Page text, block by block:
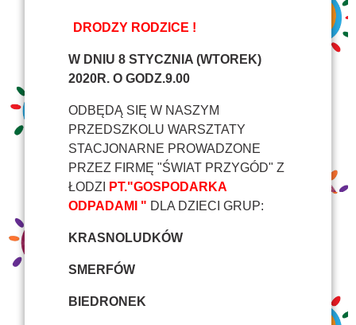
DRODZY RODZICE !
W DNIU 8 STYCZNIA (WTOREK)
2020R. O GODZ.9.00
ODBĘDĄ SIĘ W NASZYM
PRZEDSZKOLU WARSZTATY
STACJONARNE PROWADZONE
PRZEZ FIRMĘ "ŚWIAT PRZYGÓD" Z
ŁODZI
PT."GOSPODARKA
ODPADAMI " DLA DZIECI GRUP:
KRASNOLUDKÓW
SMERFÓW
BIEDRONEK